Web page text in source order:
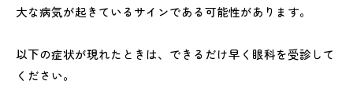
大な病気が起きているサインである可能性があります。
以下の症状が現れたときは、できるだけ早く眼科を受診して
ください。